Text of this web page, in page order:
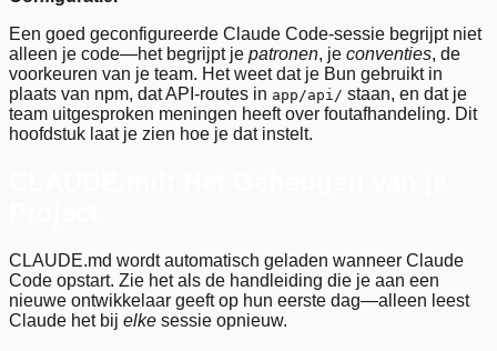
Een goed geconfigureerde Claude Code-sessie begrijpt niet
alleen je code—het begrijpt je patronen, je conventies, de
voorkeuren van je team. Het weet dat je Bun gebruikt in
plaats van npm, dat API-routes in app/api/ staan, en dat je
team uitgesproken meningen heeft over foutafhandeling. Dit
hoofdstuk laat je zien hoe je dat instelt.
CLAUDE.md wordt automatisch geladen wanneer Claude
Code opstart. Zie het als de handleiding die je aan een
nieuwe ontwikkelaar geeft op hun eerste dag—alleen leest
Claude het bij elke sessie opnieuw.